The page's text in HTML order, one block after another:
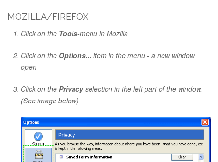
MOZILLA/FIREFOX
Click on the Tools-menu in Mozilla
Click on the Options... item in the menu - a new window
open
Click on the Privacyselection in the left part of the window.
(See image below)